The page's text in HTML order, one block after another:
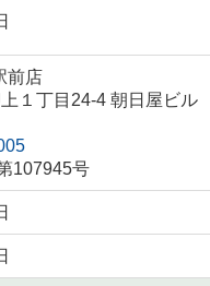
前店
１丁目24-4 朝日屋ビル
107945号